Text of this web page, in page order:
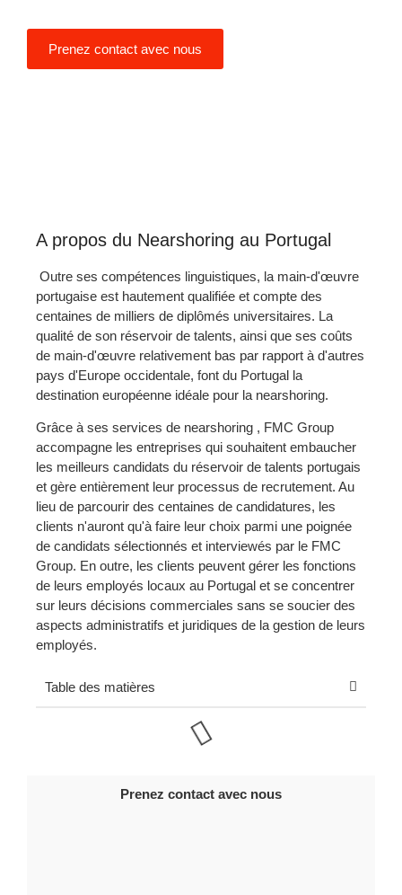
Prenez contact avec nous
A propos du Nearshoring au Portugal
Outre ses compétences linguistiques, la main-d'œuvre
portugaise est hautement qualifiée et compte des
centaines de milliers de diplômés universitaires. La
qualité de son réservoir de talents, ainsi que ses coûts
de main-d'œuvre relativement bas par rapport à d'autres
pays d'Europe occidentale, font du Portugal la
destination européenne idéale pour la nearshoring.
Grâce à ses services de nearshoring , FMC Group
accompagne les entreprises qui souhaitent embaucher
les meilleurs candidats du réservoir de talents portugais
et gère entièrement leur processus de recrutement. Au
lieu de parcourir des centaines de candidatures, les
clients n'auront qu'à faire leur choix parmi une poignée
de candidats sélectionnés et interviewés par le FMC
Group. En outre, les clients peuvent gérer les fonctions
de leurs employés locaux au Portugal et se concentrer
sur leurs décisions commerciales sans se soucier des
aspects administratifs et juridiques de la gestion de leurs
employés.
Table des matières
Prenez contact avec nous